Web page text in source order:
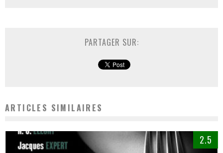
PARTAGER SUR:
ARTICLES SIMILAIRES
2.5